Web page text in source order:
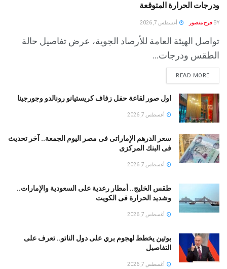
ودرجات الحرارة المتوقعة
BY فرح منصور أغسطس 7, 2026
تواصل الهيئة العامة للأرصاد الجوية، عرض تفاصيل حالة
الطقس ودرجات...
READ MORE
اول صور لقاعة حفل زفاف كريستيانو رونالدو وجورجينا
أغسطس 7, 2026
سعر الدرهم الإماراتى فى مصر اليوم الجمعة.. آخر تحديث
فى البنك المركزى
أغسطس 7, 2026
طقس الخليج.. أمطار رعدية على السعودية والإمارات..
وشديد الحرارة فى الكويت
أغسطس 7, 2026
بوتين يخطط لهجوم بري على دول الناتو.. تعرف على
التفاصيل
أغسطس 7, 2026